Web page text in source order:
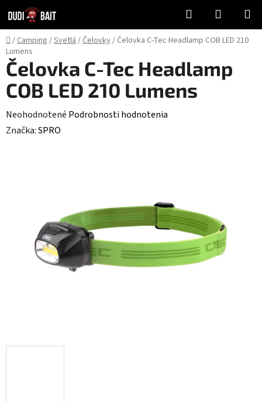
na
obsah
Hľadať
KOŠÍK
Domov
/Camping /Svetlá/Čelovky/ Čelovka C-Tec Headlamp COB LED 210
Lumens
Čelovka C-Tec Headlamp
COB LED 210 Lumens
Priemerné
hodnotenie
hviezdičiek.
Neohodnotené Podrobnosti hodnotenia
Značka:SPRO